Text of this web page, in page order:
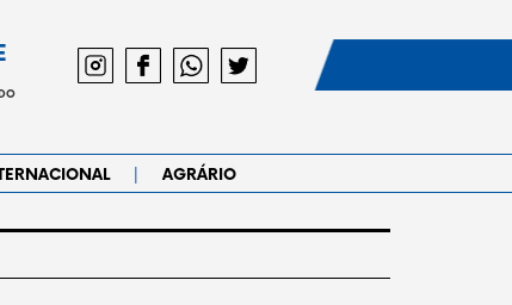
| AGRÁRIO